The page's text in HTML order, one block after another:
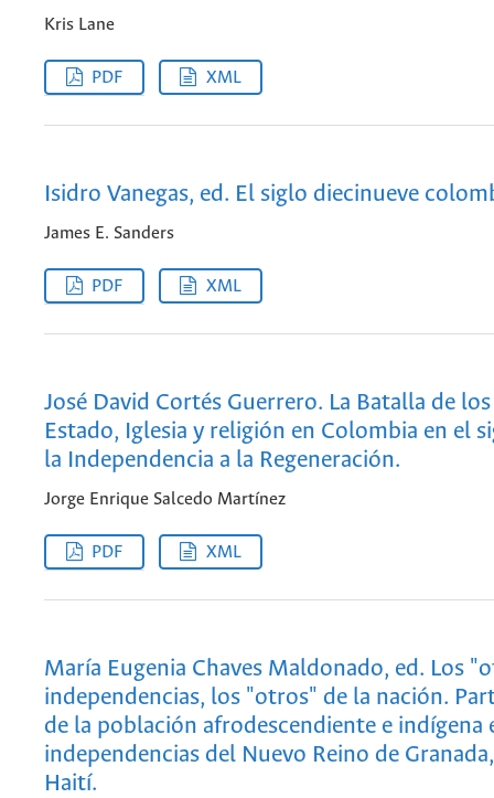
Kris Lane
PDF XML
Isidro Vanegas, ed. El siglo diecinueve
James E. Sanders
PDF XML
José David Cortés Guerrero. La Batalla de
Estado, Iglesia y religión en Colombia en el
la Independencia a la Regeneración.
Jorge Enrique Salcedo Martínez
PDF XML
María Eugenia Chaves Maldonado, ed. Los
independencias, los "otros" de la nación.
de la población afrodescendiente e indígena
independencias del Nuevo Reino de
Haití.